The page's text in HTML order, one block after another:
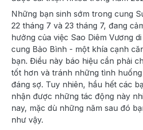
Những bạn sinh sớm trong cung
22 tháng 7 và 23 tháng 7, đang
hưởng của việc Sao Diêm Vương
cung Bảo Bình - một khía cạnh
bạn. Điều này báo hiệu cần phải
tốt hơn và tránh những tình
đáng sợ. Tuy nhiên, hầu hết các
nhận được những tác động này
nay, mặc dù những năm sau đó
như vậy.